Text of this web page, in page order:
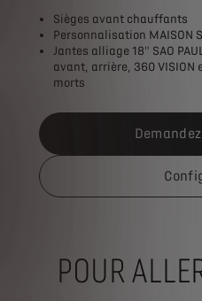
Sièges avant chauffants
Personnalisation MAISON
Jantes alliage 18" SAO
avant, arrière, 360
morts
POUR